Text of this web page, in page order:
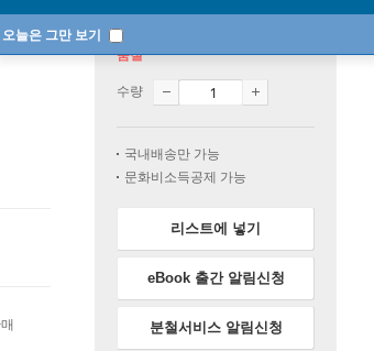
오늘은 그만 보기
품절
수량
국내배송만 가능
문화비소득공제 가능
리스트에 넣기
eBook 출간 알림신청
분철서비스 알림신청